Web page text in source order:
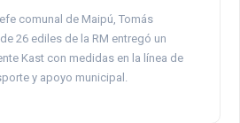
comunal de Maipú, Tomás
26 ediles de la RM entregó un
Kast con medidas en la línea de
y apoyo municipal.